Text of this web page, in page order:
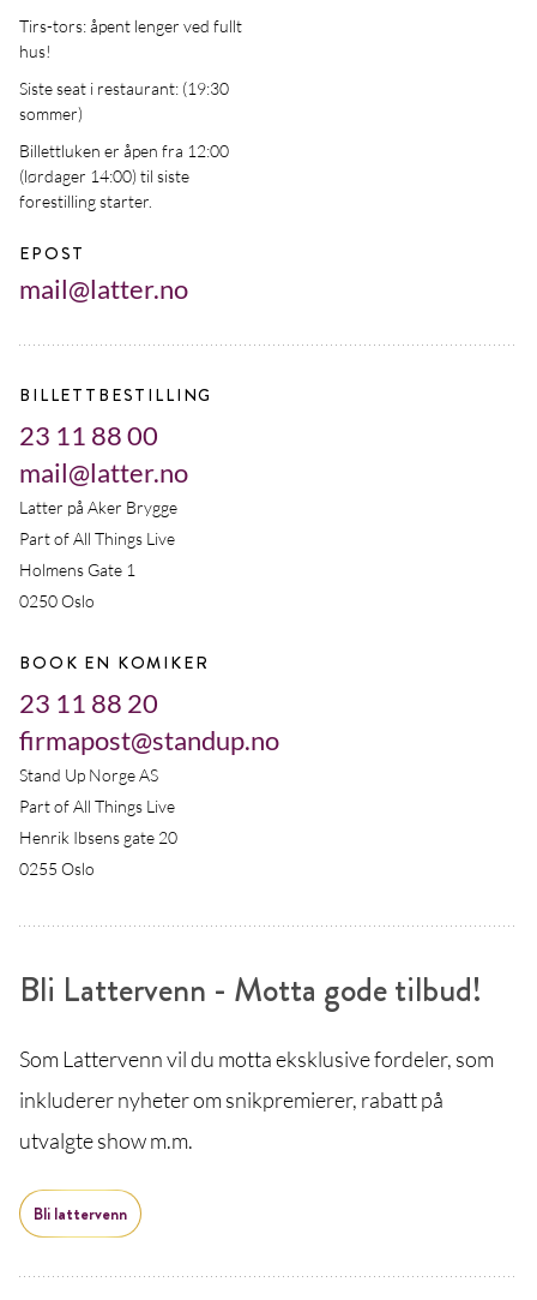
Tirs-tors: åpent lenger ved fullt
hus!
Siste seat i restaurant: (19:30
sommer)
Billettluken er åpen fra 12:00
(lørdager 14:00) til siste
forestilling starter.
EPOST
mail@latter.no
BILLETTBESTILLING
23 11 88 00
mail@latter.no
Latter på Aker Brygge
Part of All Things Live
Holmens Gate 1
0250 Oslo
BOOK EN KOMIKER
23 11 88 20
firmapost@standup.no
Stand Up Norge AS
Part of All Things Live
Henrik Ibsens gate 20
0255 Oslo
Bli Lattervenn - Motta gode tilbud!
Som Lattervenn vil du motta eksklusive fordeler, som
inkluderer nyheter om snikpremierer, rabatt på
utvalgte show m.m.
Bli lattervenn